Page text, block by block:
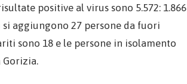
positive al virus sono 5.572: 1.866
si aggiungono 27 persone da fuori
sono 18 e le persone in isolamento
Gorizia.